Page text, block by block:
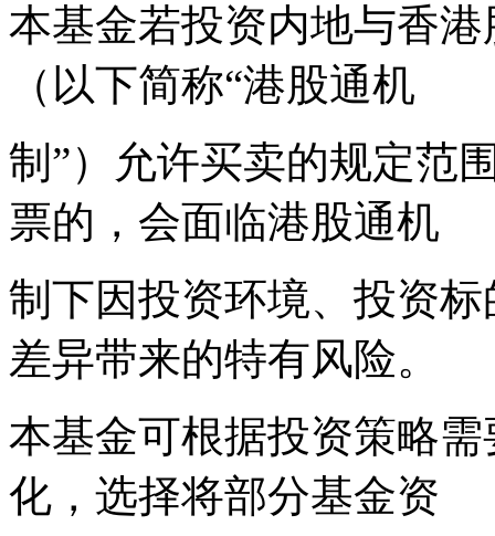
本基金若投资内地与香
（以下简称“港股通机
制”）允许买卖的规定范
票的，会面临港股通机
制下因投资环境、投资
差异带来的特有风险。
本基金可根据投资策略
化，选择将部分基金资